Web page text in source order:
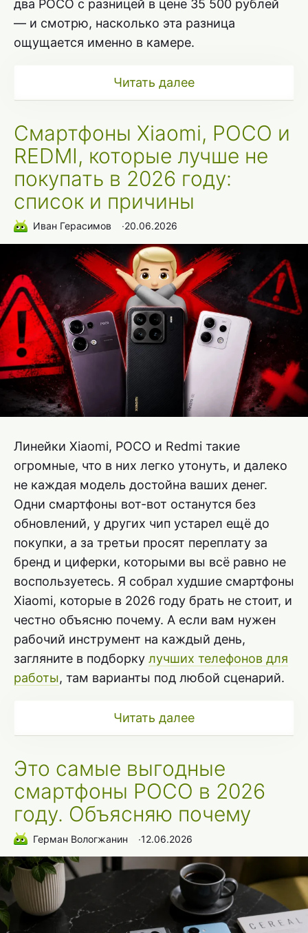
два POCO с разницей в цене 35 500 рублей
— и смотрю, насколько эта разница
ощущается именно в камере.
Читать далее
Смартфоны Xiaomi, POCO и
REDMI, которые лучше не
покупать в 2026 году:
список и причины
Иван Герасимов ∙20.06.2026
Линейки Xiaomi, POCO и Redmi такие
огромные, что в них легко утонуть, и далеко
не каждая модель достойна ваших денег.
Одни смартфоны вот-вот останутся без
обновлений, у других чип устарел ещё до
покупки, а за третьи просят переплату за
бренд и циферки, которыми вы всё равно не
воспользуетесь. Я собрал худшие смартфоны
Xiaomi, которые в 2026 году брать не стоит, и
честно объясню почему. А если вам нужен
рабочий инструмент на каждый день,
загляните в подборку лучших телефонов для
работы, там варианты под любой сценарий.
Читать далее
Это самые выгодные
смартфоны POCO в 2026
году. Объясняю почему
Герман Вологжанин ∙12.06.2026